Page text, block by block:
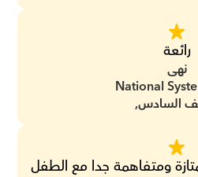
رائعة
نهى
السادس,
National